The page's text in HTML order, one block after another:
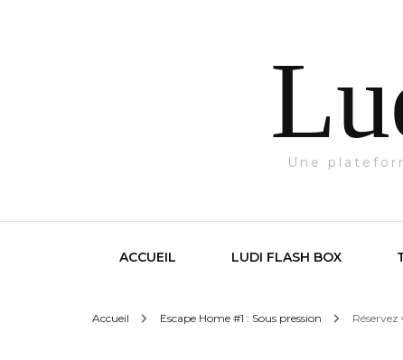
Une
ACCUEIL LUDI FLASH BOX
Accueil Escape Home #1 : Sous pression